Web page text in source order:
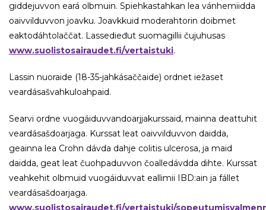
giddejuvvon eará olbmuin. Spiehkastahkan lea vánhemiidda
oaivvilduvvon joavku. Joavkkuid moderahtorin doibmet
eaktodáhtolaččat. Lassedieđut suomagillii čujuhusas
www.suolistosairaudet.fi/vertaistuki.
Lassin nuoraide (18-35-jahkásaččaide) ordnet iežaset
veardásašvahkuloahpaid.
Searvi ordne vuogáiduvvandoarjjakurssaid, mainna deattuhit
veardásašdoarjaga. Kurssat leat oaivvilduvvon daidda,
geainna lea Crohn dávda dahje colitis ulcerosa, ja maid
daidda, geat leat čuohpaduvvon čoalledávdda dihte. Kurssat
veahkehit olbmuid vuogáiduvvat eallimii IBD:ain ja fállet
veardásašdoarjaga.
www.suolistosairaudet.fi/vertaistuki/